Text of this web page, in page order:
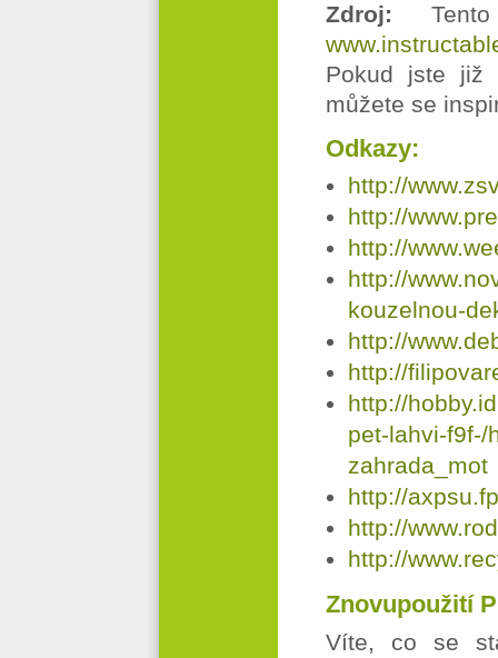
Zdroj:
Pokud jste již
můžete se
Odkazy:
http://
http://
http://
http://
kouzelnou-
http://
http://
http://
pet-lahvi-f9f-/
zahrada_mot
http://
http://
http://
Znovupoužití
Víte, co se